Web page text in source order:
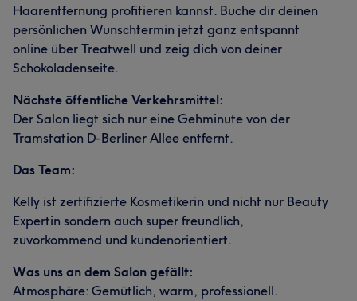
Haarentfernung profitieren kannst. Buche dir deinen
persönlichen Wunschtermin jetzt ganz entspannt
online über Treatwell und zeig dich von deiner
Schokoladenseite.
Nächste öffentliche Verkehrsmittel:
Der Salon liegt sich nur eine Gehminute von der
Tramstation D-Berliner Allee entfernt.
Das Team:
Kelly ist zertifizierte Kosmetikerin und nicht nur Beauty
Expertin sondern auch super freundlich,
zuvorkommend und kundenorientiert.
Was uns an dem Salon gefällt:
Atmosphäre: Gemütlich, warm, professionell.